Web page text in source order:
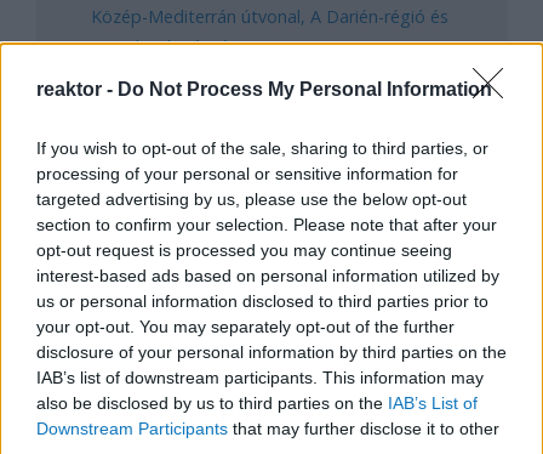
reaktor - Do Not Process My Personal Information
If you wish to opt-out of the sale, sharing to third parties, or
processing of your personal or sensitive information for
targeted advertising by us, please use the below opt-out
section to confirm your selection. Please note that after your
opt-out request is processed you may continue seeing
interest-based ads based on personal information utilized by
us or personal information disclosed to third parties prior to
your opt-out. You may separately opt-out of the further
disclosure of your personal information by third parties on the
IAB’s list of downstream participants. This information may
also be disclosed by us to third parties on the IAB’s List of
Downstream Participants that may further disclose it to other
Közép-Mediterrán útvonal, A Darién-régió és
az Indiai-óceáni út
LEGFRISSEBB